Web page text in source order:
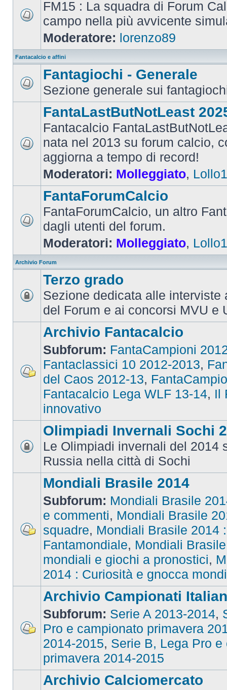
FM15 : La squadra di Forum
campo nella più avvicente
Moderatore: lorenzo89
Fantacalcio e affini
Fantagiochi - Generale
Sezione generale sui
FantaLastButNotLeast
Fantacalcio
nata nel 2013 su forum calcio,
aggiorna a tempo di record!
Moderatori: Molleggiato,
FantaForumCalcio
FantaForumCalcio, un altro
dagli utenti del forum.
Moderatori: Molleggiato,
Archivio Forum
Terzo grado
Sezione dedicata alle interviste
del Forum e ai concorsi MVU e
Archivio Fantacalcio
Subforum: FantaCampioni
Fantaclassici 10 2012-2013,
del Caos 2012-13,
Fantacalcio Lega WLF 13-14, Il
innovativo
Olimpiadi Invernali Sochi
Le Olimpiadi invernali del 2014
Russia nella città di Sochi
Mondiali Brasile 2014
Subforum: Mondiali Brasile
e commenti, Mondiali Brasile
squadre, Mondiali Brasile 2014
Fantamondiale, Mondiali
mondiali e giochi a pronostici,
2014 : Curiosità e gnocca
Archivio Campionati
Subforum: Serie A 2013-2014,
Pro e campionato primavera
2014-2015, Serie B, Lega Pro e
primavera 2014-2015
Archivio Calciomercato